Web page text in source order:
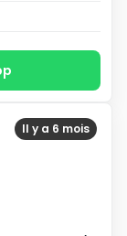
Il y a 6 mois